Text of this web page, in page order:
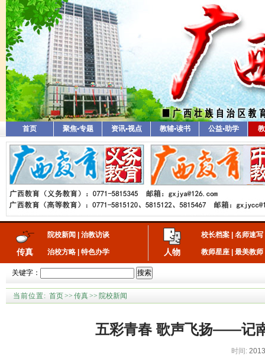
首页 聚焦•专题 资讯•视点 教辅•读书 公益•助学
传真
院校新闻 治教访谈
治校方略 特色办学 人物
校长档案 名师速写
教师星座 最美教师
关键字： 搜索
当前位置: 首页>> 传真>> 院校新闻
五彩青春 歌声飞扬——记
时间: